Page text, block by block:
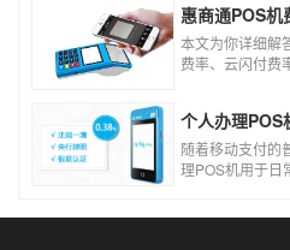
使用！
本文为你详细解
费率、云闪付费
随着移动支付的
理POS机用于日